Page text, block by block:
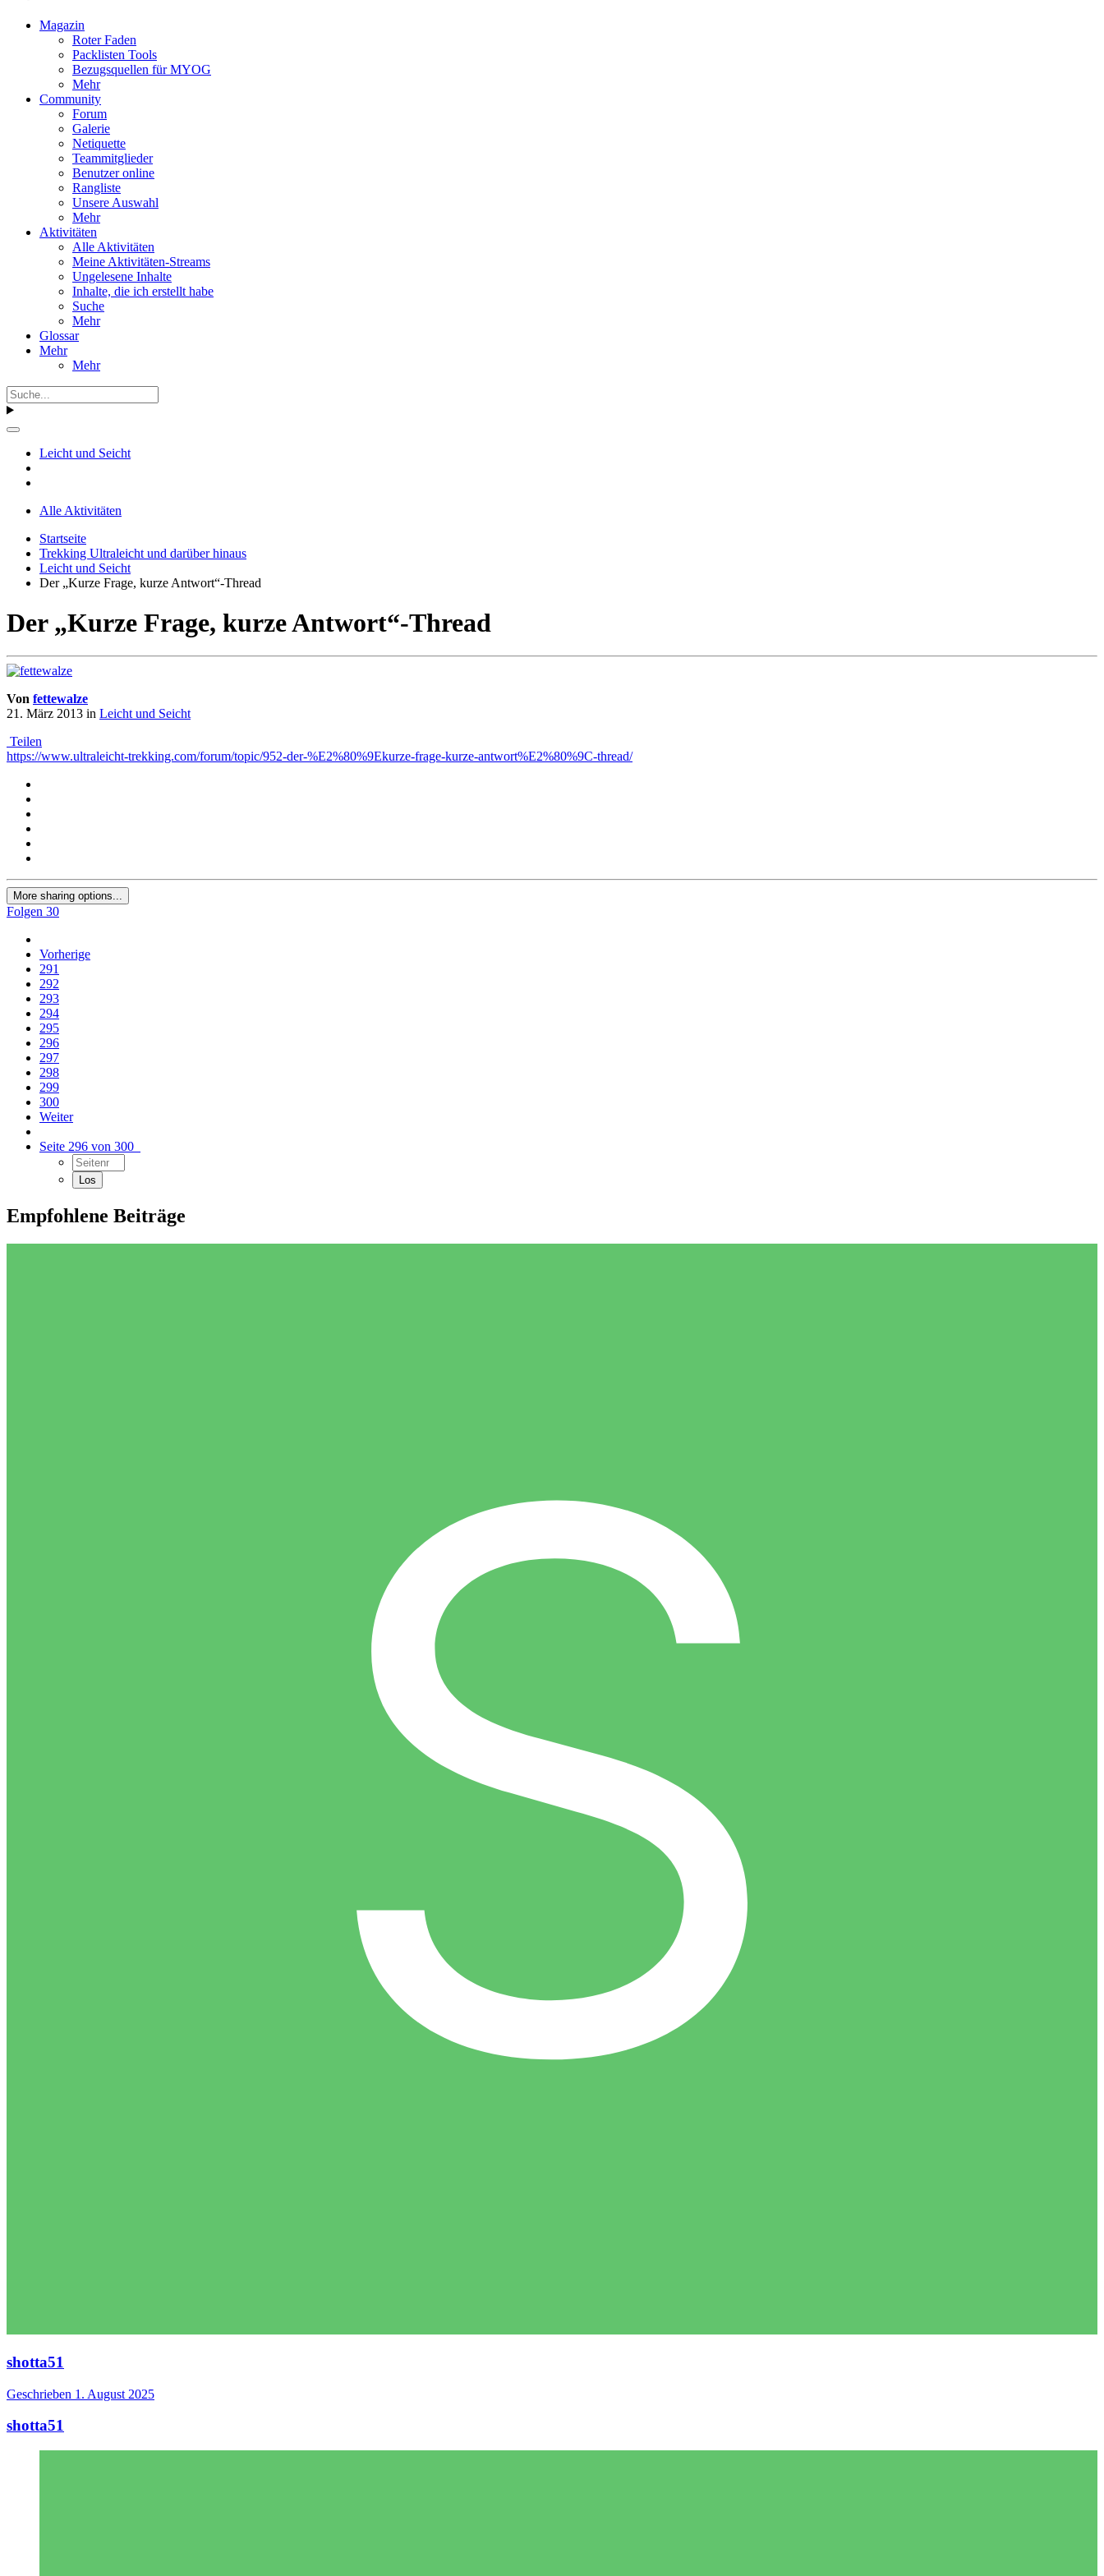
Magazin
Roter Faden
Packlisten Tools
Bezugsquellen für MYOG
Mehr
Community
Forum
Galerie
Netiquette
Teammitglieder
Benutzer online
Rangliste
Unsere Auswahl
Mehr
Aktivitäten
Alle Aktivitäten
Meine Aktivitäten-Streams
Ungelesene Inhalte
Inhalte, die ich erstellt habe
Suche
Mehr
Glossar
Mehr
Mehr
Leicht und Seicht
Alle Aktivitäten
Startseite
Trekking Ultraleicht und darüber hinaus
Leicht und Seicht
Der „Kurze Frage, kurze Antwort“-Thread
Der „Kurze Frage, kurze Antwort“-Thread
Von fettewalze
21. März 2013 in Leicht und Seicht
Teilen
https://www.ultraleicht-trekking.com/forum/topic/952-der-%E2%80%9Ekurze-frage-kurze-antwort%E2%80%9C-thread/
More sharing options...
Folgen 30
Vorherige
291
292
293
294
295
296
297
298
299
300
Weiter
Seite 296 von 300
Empfohlene Beiträge
shotta51
Geschrieben 1. August 2025
shotta51